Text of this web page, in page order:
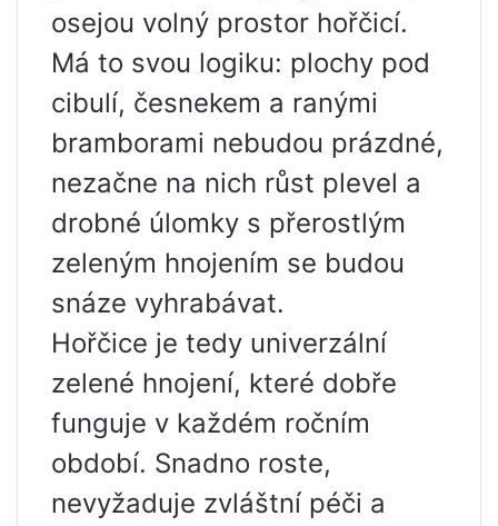
osejou volný prostor hořčicí.
Má to svou logiku: plochy pod
cibulí, česnekem a ranými
bramborami nebudou prázdné,
nezačne na nich růst plevel a
drobné úlomky s přerostlým
zeleným hnojením se budou
snáze vyhrabávat.
Hořčice je tedy univerzální
zelené hnojení, které dobře
funguje v každém ročním
období. Snadno roste,
nevyžaduje zvláštní péči a